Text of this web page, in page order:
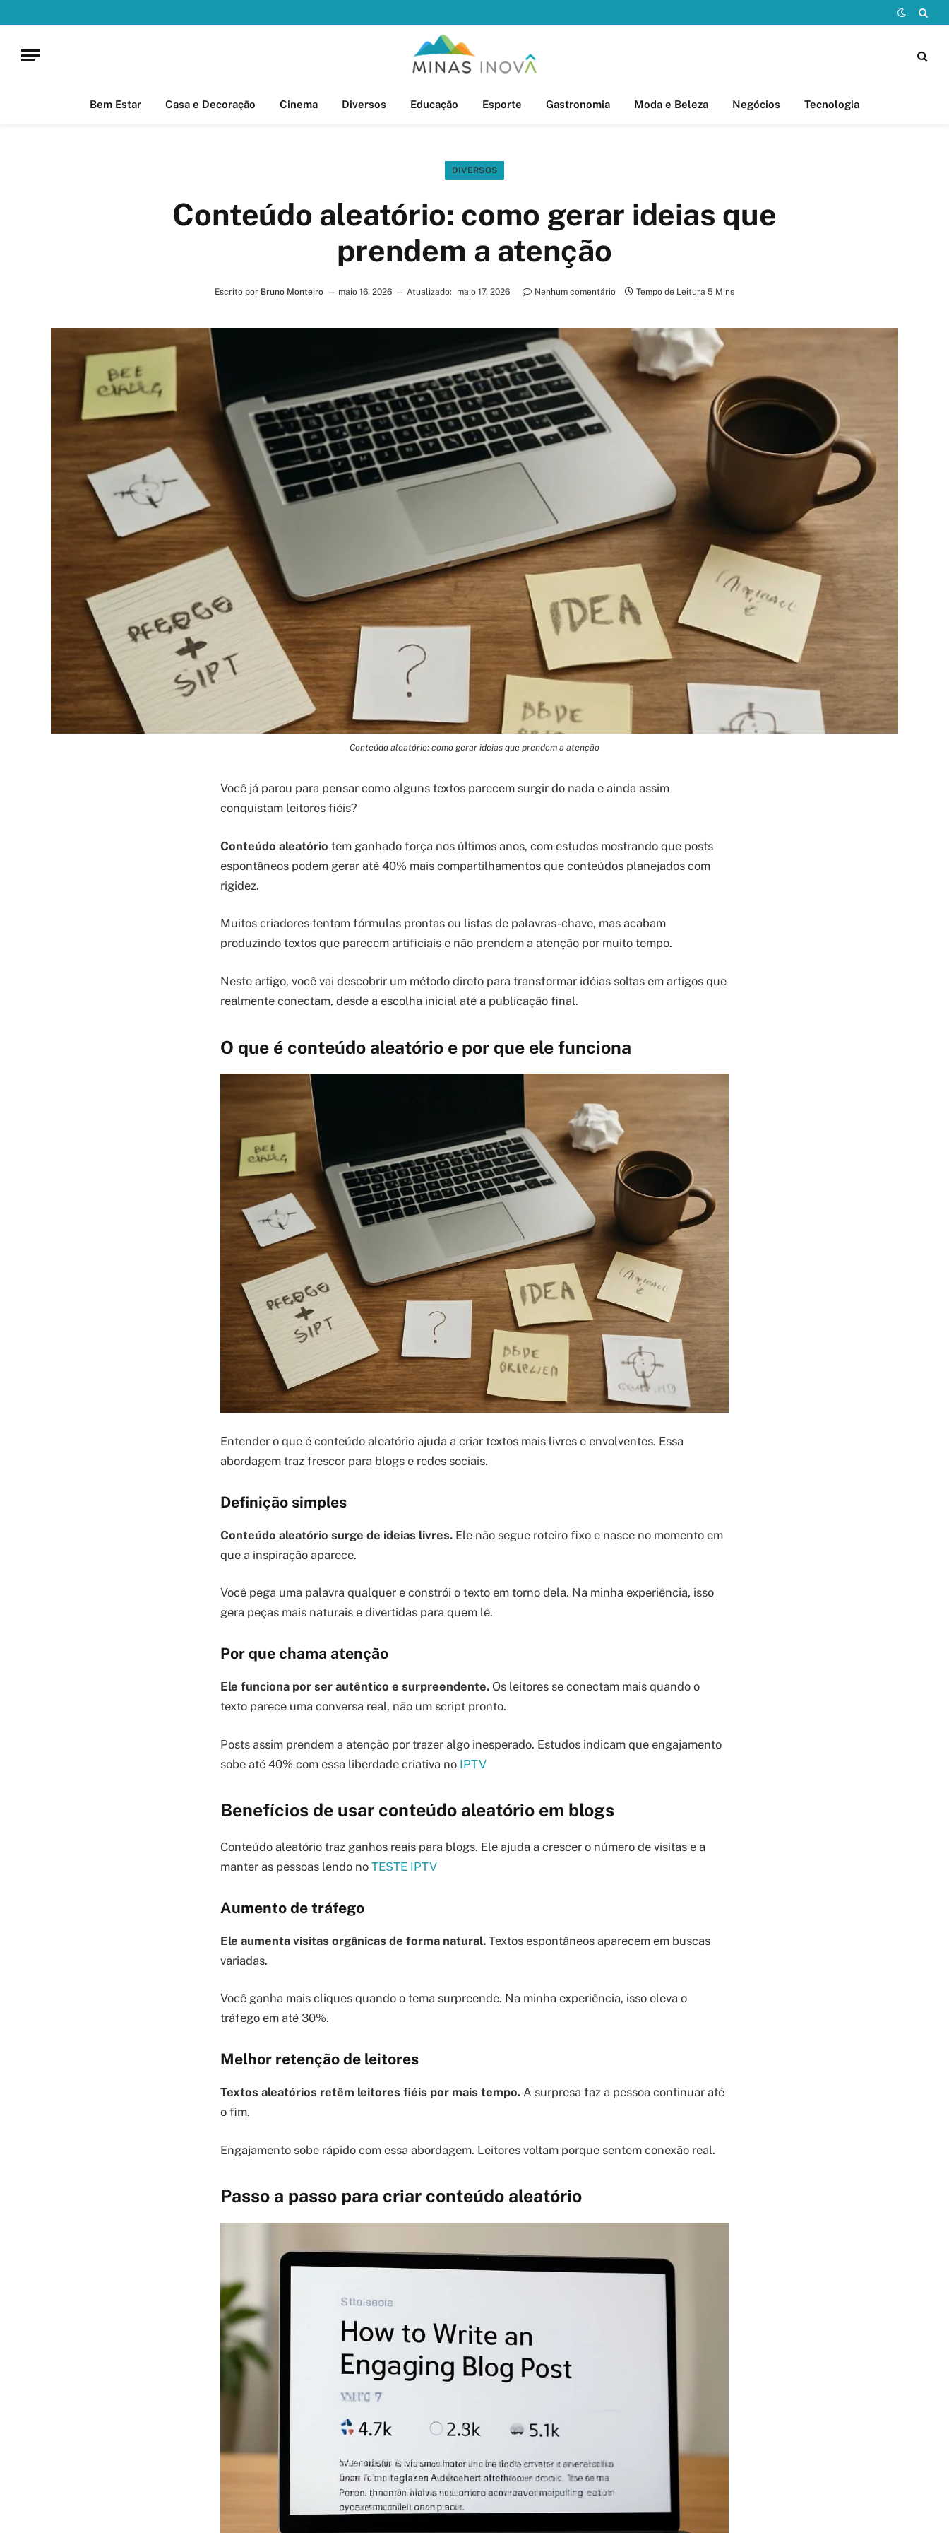
Bem Estar Casa e Decoração Cinema Diversos Educação Esporte Gastronomia Moda e Beleza Negócios Tecnologia
DIVERSOS
Conteúdo aleatório: como gerar ideias que
prendem a atenção
Escrito por Bruno Monteiro maio 16, 2026 Atualizado: maio 17, 2026 Nenhum comentário Tempo de Leitura 5 Mins
Conteúdo aleatório: como gerar ideias que prendem a atenção
Você já parou para pensar como alguns textos parecem surgir do nada e ainda assim
conquistam leitores fiéis?
Conteúdo aleatório tem ganhado força nos últimos anos, com estudos mostrando que posts
espontâneos podem gerar até 40% mais compartilhamentos que conteúdos planejados com
rigidez.
Muitos criadores tentam fórmulas prontas ou listas de palavras-chave, mas acabam
produzindo textos que parecem artificiais e não prendem a atenção por muito tempo.
Neste artigo, você vai descobrir um método direto para transformar idéias soltas em artigos que
realmente conectam, desde a escolha inicial até a publicação final.
O que é conteúdo aleatório e por que ele funciona
Entender o que é conteúdo aleatório ajuda a criar textos mais livres e envolventes. Essa
abordagem traz frescor para blogs e redes sociais.
Definição simples
Conteúdo aleatório surge de ideias livres. Ele não segue roteiro fixo e nasce no momento em
que a inspiração aparece.
Você pega uma palavra qualquer e constrói o texto em torno dela. Na minha experiência, isso
gera peças mais naturais e divertidas para quem lê.
Por que chama atenção
Ele funciona por ser autêntico e surpreendente. Os leitores se conectam mais quando o
texto parece uma conversa real, não um script pronto.
Posts assim prendem a atenção por trazer algo inesperado. Estudos indicam que engajamento
sobe até 40% com essa liberdade criativa no IPTV
Benefícios de usar conteúdo aleatório em blogs
Conteúdo aleatório traz ganhos reais para blogs. Ele ajuda a crescer o número de visitas e a
manter as pessoas lendo no TESTE IPTV
Aumento de tráfego
Ele aumenta visitas orgânicas de forma natural. Textos espontâneos aparecem em buscas
variadas.
Você ganha mais cliques quando o tema surpreende. Na minha experiência, isso eleva o
tráfego em até 30%.
Melhor retenção de leitores
Textos aleatórios retêm leitores fiéis por mais tempo. A surpresa faz a pessoa continuar até
o fim.
Engajamento sobe rápido com essa abordagem. Leitores voltam porque sentem conexão real.
Passo a passo para criar conteúdo aleatório